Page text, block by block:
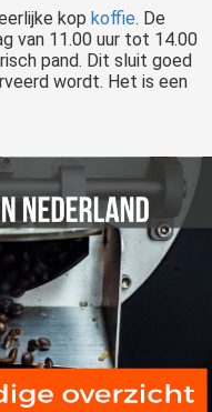
kop koffie. De
van 11.00 uur tot 14.00
pand. Dit sluit goed
wordt. Het is een